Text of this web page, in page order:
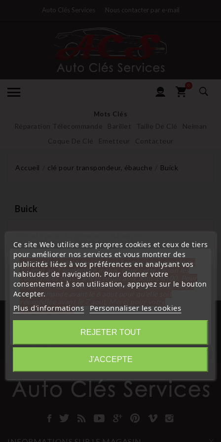
Auto Clés Services Nous contacter par e-mail
0
Mots Clés
Réparation Télecommande Barillet Taille De Clé
Neiman
Coque De Clé
Emetteur Contacteur
Accueil clé pour transpondeur, ébauche Buick
Buick
Cherchez à nouveau ce que vous cherchez
Ce site Web utilise ses propres cookies et ceux de tiers
pour améliorer nos services et vous montrer des
publicités liées à vos préférences en analysant vos
habitudes de navigation. Pour donner votre
consentement à son utilisation, appuyez sur le bouton
Accepter.
Plus d'informations Personnaliser les cookies
REJETER TOUT
J'ACCEPTE
« Attention, notre société sera fermée pour congés du
10 aout au 1 septembre inclus. Pour cette raison les
commandes sont traitées jusqu'au 7 aout 14H00. Pour
le service réparation nous devons réceptionner votre
télécommande avant le 6 aout pour qu'elle soit
compréhension»
Fermer
Information